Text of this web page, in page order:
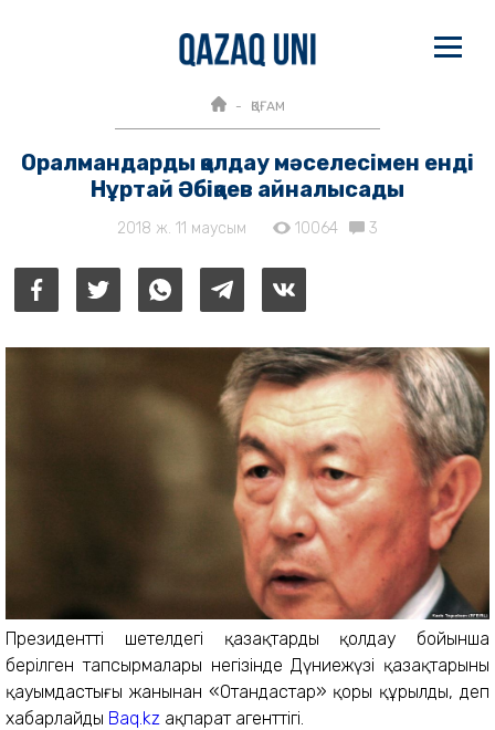
ҚОҒАМ
Оралмандарды қолдау мәселесімен енді
Нұртай Әбіқаев айналысады
2018 ж. 11 маусым 10064 3
Президенттің шетелдегі қазақтарды қолдау бойынша
берілген тапсырмалары негізінде Дүниежүзі қазақтарының
қауымдастығы жанынан «Отандастар» қоры құрылды, деп
хабарлайды Baq.kz ақпарат агенттігі.